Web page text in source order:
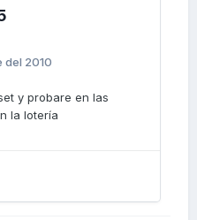
del 2010
y probare en las
la lotería